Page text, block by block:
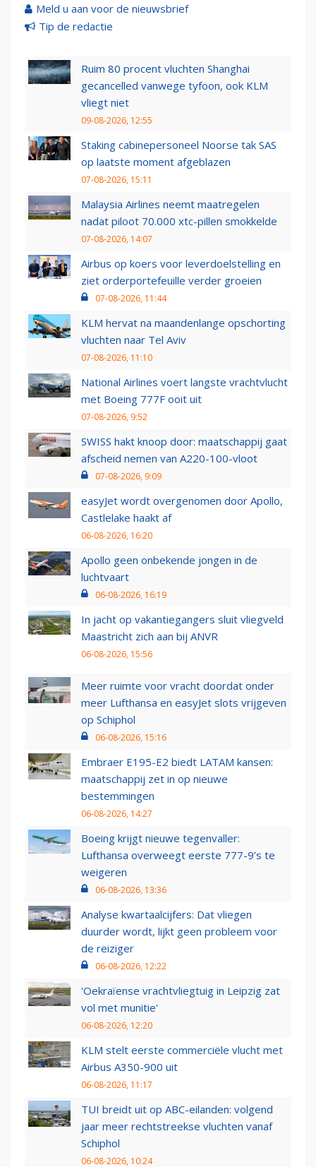
Meld u aan voor de nieuwsbrief
Tip de redactie
Ruim 80 procent vluchten Shanghai
gecancelled vanwege tyfoon, ook KLM
vliegt niet
09-08-2026, 12:55
Staking cabinepersoneel Noorse tak SAS
op laatste moment afgeblazen
07-08-2026, 15:11
Malaysia Airlines neemt maatregelen
nadat piloot 70.000 xtc-pillen smokkelde
07-08-2026, 14:07
Airbus op koers voor leverdoelstelling en
ziet orderportefeuille verder groeien
07-08-2026, 11:44
KLM hervat na maandenlange opschorting
vluchten naar Tel Aviv
07-08-2026, 11:10
National Airlines voert langste vrachtvlucht
met Boeing 777F ooit uit
07-08-2026, 9:52
SWISS hakt knoop door: maatschappij gaat
afscheid nemen van A220-100-vloot
07-08-2026, 9:09
easyJet wordt overgenomen door Apollo,
Castlelake haakt af
06-08-2026, 16:20
Apollo geen onbekende jongen in de
luchtvaart
06-08-2026, 16:19
In jacht op vakantiegangers sluit vliegveld
Maastricht zich aan bij ANVR
06-08-2026, 15:56
Meer ruimte voor vracht doordat onder
meer Lufthansa en easyJet slots vrijgeven
op Schiphol
06-08-2026, 15:16
Embraer E195-E2 biedt LATAM kansen:
maatschappij zet in op nieuwe
bestemmingen
06-08-2026, 14:27
Boeing krijgt nieuwe tegenvaller:
Lufthansa overweegt eerste 777-9’s te
weigeren
06-08-2026, 13:36
Analyse kwartaalcijfers: Dat vliegen
duurder wordt, lijkt geen probleem voor
de reiziger
06-08-2026, 12:22
'Oekraïense vrachtvliegtuig in Leipzig zat
vol met munitie'
06-08-2026, 12:20
KLM stelt eerste commerciële vlucht met
Airbus A350-900 uit
06-08-2026, 11:17
TUI breidt uit op ABC-eilanden: volgend
jaar meer rechtstreekse vluchten vanaf
Schiphol
06-08-2026, 10:24